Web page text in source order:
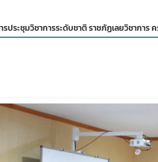
ระชุมวิชาการระดับชาติ ราชภัฏเลยวิชาการ ค